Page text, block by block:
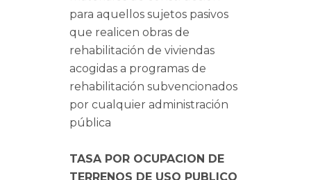
para aquellos sujetos pasivos
que realicen obras de
rehabilitación de viviendas
acogidas a programas de
rehabilitación subvencionados
por cualquier administración
pública
TASA POR OCUPACION DE
TERRENOS DE USO PUBLICO